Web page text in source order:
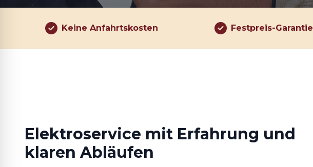
Keine Anfahrtskosten Festpreis-Garantie
Elektroservice mit Erfahrung und
klaren Abläufen